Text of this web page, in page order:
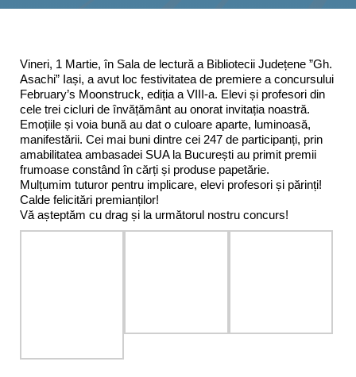
Vineri, 1 Martie, în Sala de lectură a Bibliotecii Județene ”Gh.
Asachi” Iași, a avut loc festivitatea de premiere a concursului
February’s Moonstruck, ediția a VIII-a. Elevi și profesori din
cele trei cicluri de învățământ au onorat invitația noastră.
Emoțiile și voia bună au dat o culoare aparte, luminoasă,
manifestării. Cei mai buni dintre cei 247 de participanți, prin
amabilitatea ambasadei SUA la București au primit premii
frumoase constând în cărți și produse papetărie.
Mulțumim tuturor pentru implicare, elevi profesori și părinți!
Calde felicitări premianților!
Vă așteptăm cu drag și la următorul nostru concurs!